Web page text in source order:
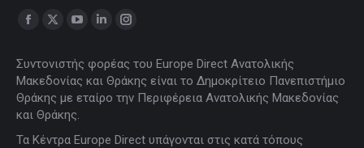
Find us on:
Facebook
opens
in
new
window
X
opens
new
window
YouTube
opens
in
new
window
Linkedin
opens
window
Instagram
opens
window
Συντονιστής φορέας του Europe Direct Ανατολικής
Μακεδονίας και Θράκης είναι το Δημοκρίτειο Πανεπιστήμιο
Θράκης με εταίρο την Περιφέρεια Ανατολικής Μακεδονίας
και Θράκης.
Τα Κέντρα Europe Direct υπάγονται στις κατά τόπους